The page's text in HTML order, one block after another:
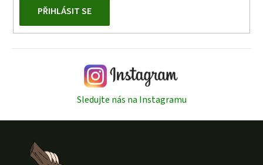
PŘIHLÁSIT SE
Sledujte nás na Instagramu